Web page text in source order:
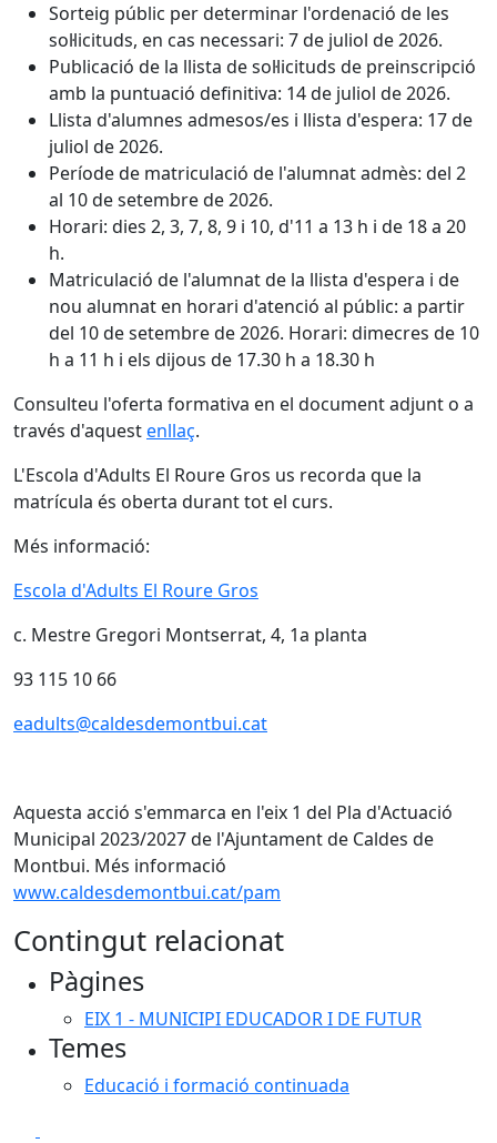
Sorteig públic per determinar l'ordenació de les
sol·licituds, en cas necessari: 7 de juliol de 2026.
Publicació de la llista de sol·licituds de preinscripció
amb la puntuació definitiva: 14 de juliol de 2026.
Llista d'alumnes admesos/es i llista d'espera: 17 de
juliol de 2026.
Període de matriculació de l'alumnat admès: del 2
al 10 de setembre de 2026.
Horari: dies 2, 3, 7, 8, 9 i 10, d'11 a 13 h i de 18 a 20
h.
Matriculació de l'alumnat de la llista d'espera i de
nou alumnat en horari d'atenció al públic: a partir
del 10 de setembre de 2026. Horari: dimecres de 10
h a 11 h i els dijous de 17.30 h a 18.30 h
Consulteu l'oferta formativa en el document adjunt o a
través d'aquestenllaç.
L'Escola d'Adults El Roure Gros us recorda que la
matrícula és oberta durant tot el curs.
Més informació:
Escola d'Adults El Roure Gros
c. Mestre Gregori Montserrat, 4, 1a planta
93 115 10 66
eadults@caldesdemontbui.cat
Aquesta acció s'emmarca en l'eix 1 del Pla d'Actuació
Municipal 2023/2027 de l'Ajuntament de Caldes de
Montbui. Més informació
www.caldesdemontbui.cat/pam
Contingut relacionat
Pàgines
EIX 1 - MUNICIPI EDUCADOR I DE FUTUR
Temes
Educació i formació continuada